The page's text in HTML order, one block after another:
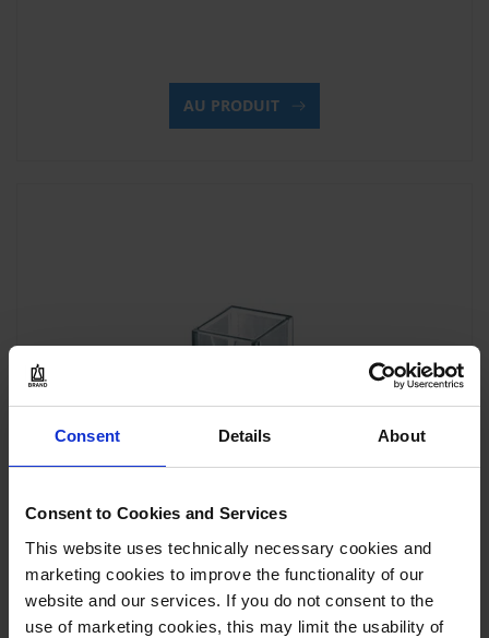
Consent Details About
Consent to Cookies and Services
This website uses technically necessary cookies and
marketing cookies to improve the functionality of our
website and our services. If you do not consent to the
use of marketing cookies, this may limit the usability of
AU PRODUIT